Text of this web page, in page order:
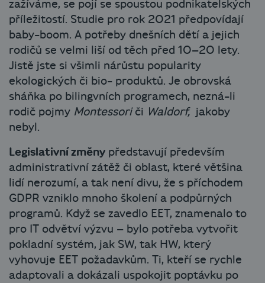
zažíváme, se pojí se spoustou podnikatelských
příležitostí. Studie pro rok 2021 předpovídají
baby-boom. A potřeby dnešních dětí a jejich
rodičů se velmi liší od těch před 10–20 lety.
Jistě jste si všimli nárůstu popularity
ekologických či bio- produktů. Je obrovská
sháňka po bilingvních programech, nezná-li
rodič pojmy Montessori či Waldorf, jakoby
nebyl.
Legislativní změny představují především
administrativní zátěž či oblast, které většina
lidí nerozumí, a tak není divu, že s příchodem
GDPR vzniklo mnoho školení a podpůrných
programů. Když se zavedlo EET, znamenalo to
pro IT odvětví výzvu – bylo potřeba vytvořit
pokladní systém, jak SW, tak HW, který
vyhovuje EET požadavkům. Ti, kteří se rychle
adaptovali a dokázali uspokojit poptávku po